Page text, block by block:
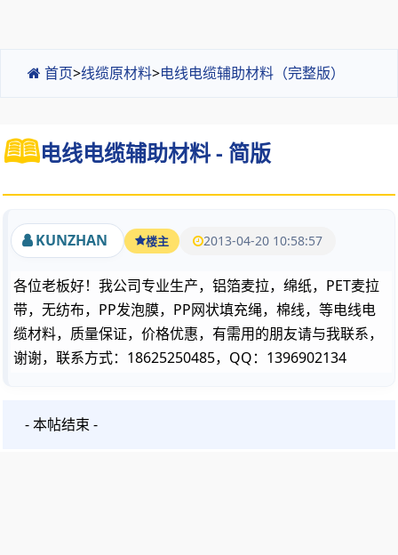
首页>线缆原材料>电线电缆辅助材料（完整版）
电线电缆辅助材料 - 简版
KUNZHAN 楼主 2013-04-20 10:58:57
各位老板好！我公司专业生产，铝箔麦拉，绵纸，PET麦拉
带，无纺布，PP发泡膜，PP网状填充绳，棉线，等电线电
缆材料，质量保证，价格优惠，有需用的朋友请与我联系，
谢谢，联系方式：18625250485，QQ：1396902134
- 本帖结束 -